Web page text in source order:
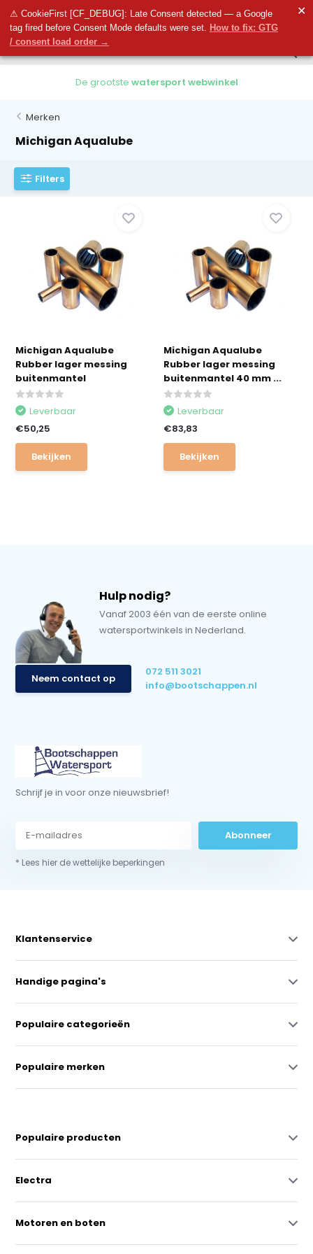
⚠ CookieFirst [CF_DEBUG]: Late Consent detected — a Google
tag fired before Consent Mode defaults were set. How to fix: GTG
/ consent load order →
✕
0 0
De grootstewatersport webwinkel
Merken
Michigan Aqualube
Filters
Michigan Aqualube
Rubber lager messing
buitenmantel
Leverbaar
€50,25
Bekijken
Michigan Aqualube
Rubber lager messing
buitenmantel 40 mm ...
Leverbaar
€83,83
Bekijken
Hulp nodig?
Vanaf 2003 één van de eerste online
watersportwinkels in Nederland.
Neem contact op
072 511 3021
info@bootschappen.nl
Schrijf je in voor onze nieuwsbrief!
Abonneer
* Lees hier de wettelijke beperkingen
Klantenservice
Handige pagina's
Populaire categorieën
Populaire merken
Populaire producten
Electra
Motoren en boten